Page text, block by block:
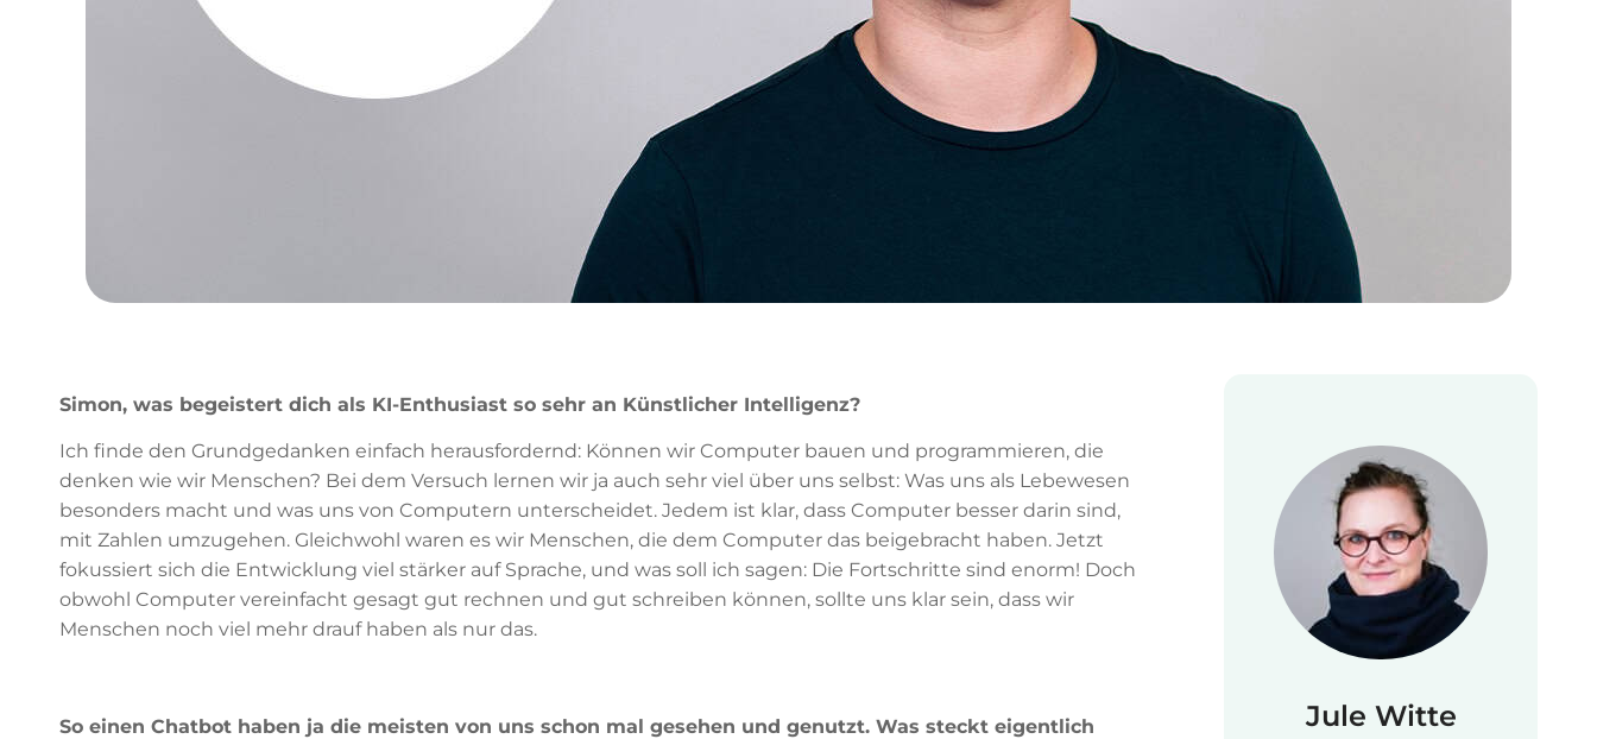
Simon, was begeistert dich als KI-Enthusiast so sehr an Künstlicher Intelligenz?
Ich finde den Grundgedanken einfach herausfordernd: Können wir Computer bauen und programmieren, die
denken wie wir Menschen? Bei dem Versuch lernen wir ja auch sehr viel über uns selbst: Was uns als Lebewesen
besonders macht und was uns von Computern unterscheidet. Jedem ist klar, dass Computer besser darin sind,
mit Zahlen umzugehen. Gleichwohl waren es wir Menschen, die dem Computer das beigebracht haben. Jetzt
fokussiert sich die Entwicklung viel stärker auf Sprache, und was soll ich sagen: Die Fortschritte sind enorm! Doch
obwohl Computer vereinfacht gesagt gut rechnen und gut schreiben können, sollte uns klar sein, dass wir
Menschen noch viel mehr drauf haben als nur das.
So einen Chatbot haben ja die meisten von uns schon mal gesehen und genutzt. Was steckt eigentlich
Jule Witte